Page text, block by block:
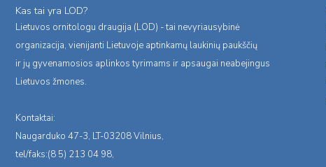
Kas tai yra LOD?
Lietuvos ornitologu draugija (LOD) - tai nevyriausybinė
organizacija, vienijanti Lietuvoje aptinkamų laukinių paukščių
ir jų gyvenamosios aplinkos tyrimams ir apsaugai neabejingus
Lietuvos žmones.
Kontaktai:
Naugarduko 47-3, LT-03208 Vilnius,
tel/faks:(8 5) 213 04 98,